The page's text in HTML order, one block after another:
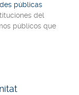
públicas
del
públicos que